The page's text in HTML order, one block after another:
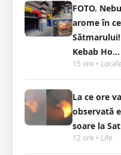
FOTO.
arome în
Kebab Ho...
15 ore • Locale
La ce ore
observată
soare la
12 ore • Life